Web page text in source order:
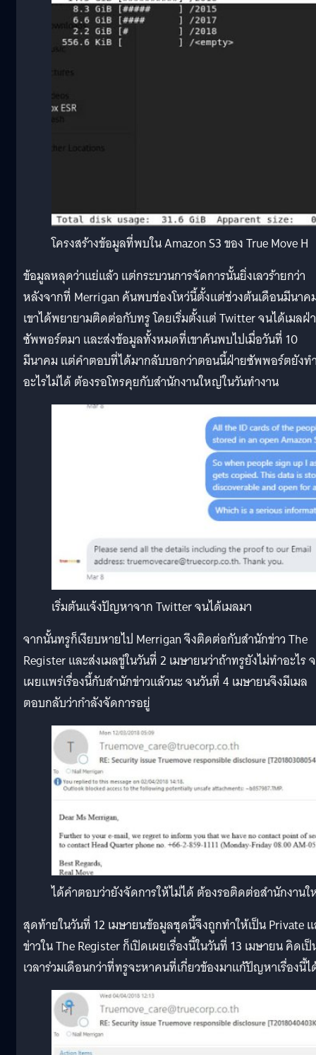
โครงสร้างข้อมูลที่พบใน Amazon S3 ของ True Move H
ข้อมูลหลุดว่าแย่แล้ว แต่กระบวนการจัดการนั้นยิ่งเลวร้ายกว่า
หลังจากที่ Merrigan ค้นพบช่องโหว่นี้ตั้งแต่ช่วงต้นเดือนมีนาค
เขาได้พยายามติดต่อกับทรู โดยเริ่มตั้งแต่ Twitter จนได้เมลฝ่
ซัพพอร์ตมา และส่งข้อมูลทั้งหมดที่เขาค้นพบไปเมื่อวันที่ 10
มีนาคม แต่คำตอบที่ได้มากลับบอกว่าตอนนี้ฝ่ายซัพพอร์ตยังท
อะไรไม่ได้ ต้องรอโทรคุยกับสำนักงานใหญ่ในวันทำงาน
เริ่มต้นแจ้งปัญหาจาก Twitter จนได้เมลมา
จากนั้นทรูก็เงียบหายไป Merrigan จึงติดต่อกับสำนักข่าว The
Register และส่งเมลขู่ในวันที่ 2 เมษายนว่าถ้าทรูยังไม่ทำอะไร
เผยแพร่เรื่องนี้กับสำนักข่าวแล้วนะ จนวันที่ 4 เมษายนจึงมีเมล
ตอบกลับว่ากำลังจัดการอยู่
ได้คำตอบว่ายังจัดการให้ไม่ได้ ต้องรอติดต่อสำนักงาน
สุดท้ายในวันที่ 12 เมษายนข้อมูลชุดนี้จึงถูกทำให้เป็น Private
ข่าวใน The Register ก็เปิดเผยเรื่องนี้ในวันที่ 13 เมษายน คิดเ
เวลาร่วมเดือนกว่าที่ทรูจะหาคนที่เกี่ยวข้องมาแก้ปัญหาเรื่องนี้ไ